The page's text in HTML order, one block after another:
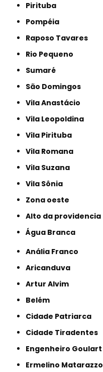
Pirituba
Pompéia
Raposo Tavares
Rio Pequeno
Sumaré
São Domingos
Vila Anastácio
Vila Leopoldina
Vila Pirituba
Vila Romana
Vila Suzana
Vila Sônia
Zona oeste
alto da providencia
Água Branca
Anália Franco
Aricanduva
Artur Alvim
Belém
Cidade Patriarca
Cidade Tiradentes
Engenheiro Goulart
Ermelino Matarazzo